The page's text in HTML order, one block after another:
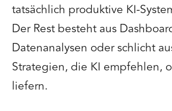
tatsächlich produktive KI-
Der Rest besteht aus
Datenanalysen oder schlicht
Strategien, die KI empfehlen,
liefern.